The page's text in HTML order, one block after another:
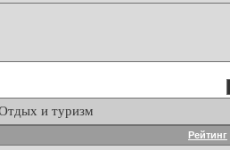
и туризм
Рейтинг